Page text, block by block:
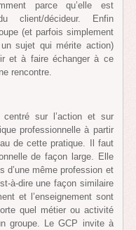
parce qu’elle est
client/décideur. Enfin
(et parfois simplement
sujet qui mérite action)
et à faire échanger à ce
rencontre.
centré sur l’action et sur
professionnelle à partir
de cette pratique. Il faut
de façon large. Elle
d’une même profession et
à-dire une façon similaire
et l’enseignement sont
quel métier ou activité
groupe. Le GCP invite à